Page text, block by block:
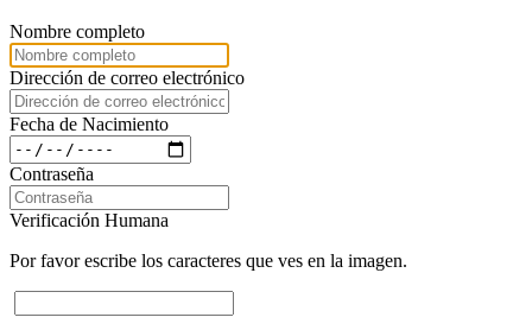
Nombre completo
Dirección de correo electrónico
Fecha de Nacimiento
Contraseña
Verificación Humana
Por favor escribe los caracteres que ves en la imagen.